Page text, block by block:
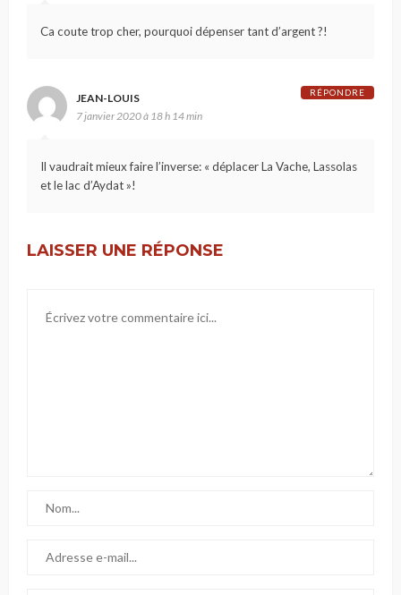
Ca coute trop cher, pourquoi dépenser tant d’argent ?!
JEAN-LOUIS
7 janvier 2020 à 18 h 14 min
Il vaudrait mieux faire l’inverse: « déplacer La Vache, Lassolas
et le lac d’Aydat »!
RÉPONDRE
LAISSER UNE RÉPONSE